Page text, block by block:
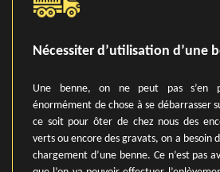
Nécessiter d’utilisation d’une
Une benne, on ne peut pas s’en
énormément de chose à se débarrasser
ce soit pour ôter de chez nous des
verts ou encore des gravats, on a besoin
chargement d’une benne. Ce n’est pas